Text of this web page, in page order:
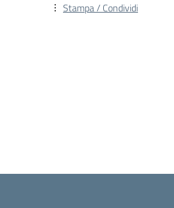
Stampa / Condividi